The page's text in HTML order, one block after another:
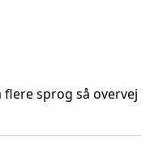
sprog så overvej